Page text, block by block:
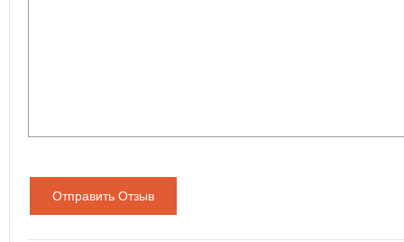
Отправить Отзыв